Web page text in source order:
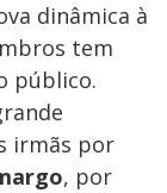
dinâmica à
tem
público.
irmãs por
, por